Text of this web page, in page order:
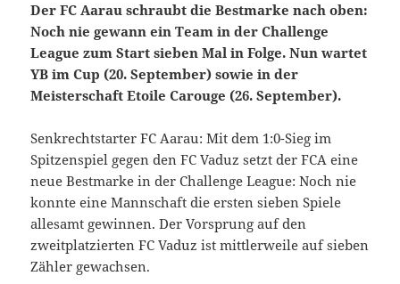
Der FC Aarau schraubt die Bestmarke nach oben:
Noch nie gewann ein Team in der Challenge
League zum Start sieben Mal in Folge. Nun wartet
YB im Cup (20. September) sowie in der
Meisterschaft Etoile Carouge (26. September).
Senkrechtstarter FC Aarau: Mit dem 1:0-Sieg im
Spitzenspiel gegen den FC Vaduz setzt der FCA eine
neue Bestmarke in der Challenge League: Noch nie
konnte eine Mannschaft die ersten sieben Spiele
allesamt gewinnen. Der Vorsprung auf den
zweitplatzierten FC Vaduz ist mittlerweile auf sieben
Zähler gewachsen.